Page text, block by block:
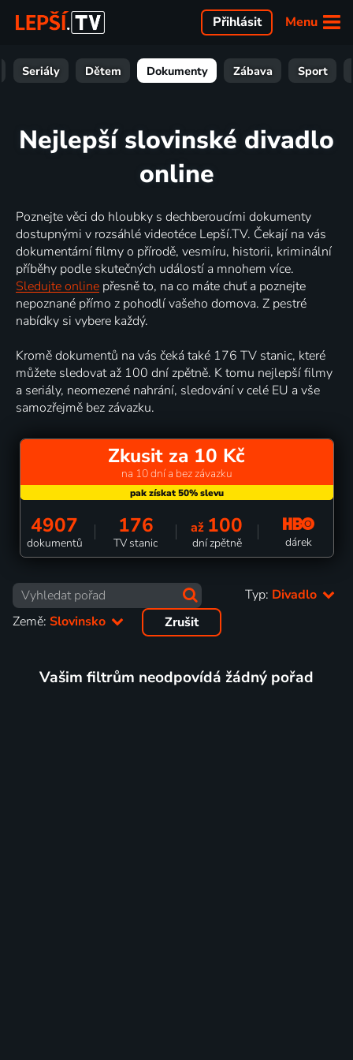
Menu
Přihlásit
Seriály Dětem Dokumenty Zábava Sport
Nejlepší slovinské divadlo
online
Poznejte věci do hloubky s dechberoucími dokumenty
dostupnými v rozsáhlé videotéce Lepší.TV. Čekají na vás
dokumentární filmy o přírodě, vesmíru, historii, kriminální
příběhy podle skutečných událostí a mnohem více.
Sledujte online přesně to, na co máte chuť a poznejte
nepoznané přímo z pohodlí vašeho domova. Z pestré
nabídky si vybere každý.
Kromě dokumentů na vás čeká také 176 TV stanic, které
můžete sledovat až 100 dní zpětně. K tomu nejlepší filmy
a seriály, neomezené nahrání, sledování v celé EU a vše
samozřejmě bez závazku.
Zkusit za 10 Kč
na 10 dní a bez závazku
4907
dokumentů
176
TV stanic
až 100
dní zpětně dárek
Typ: Divadlo
Země: Slovinsko Zrušit
Vašim filtrům neodpovídá žádný pořad